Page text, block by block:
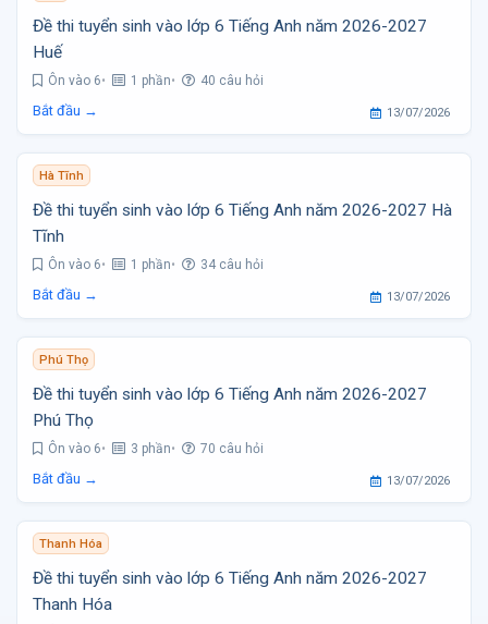
Đề thi tuyển sinh vào lớp 6 Tiếng Anh năm 2026-2027
Huế
Ôn vào 6 1 phần 40 câu hỏi
Bắt đầu → 13/07/2026
Hà Tĩnh
Đề thi tuyển sinh vào lớp 6 Tiếng Anh năm 2026-2027 Hà
Tĩnh
Ôn vào 6 1 phần 34 câu hỏi
Bắt đầu → 13/07/2026
Phú Thọ
Đề thi tuyển sinh vào lớp 6 Tiếng Anh năm 2026-2027
Phú Thọ
Ôn vào 6 3 phần 70 câu hỏi
Bắt đầu → 13/07/2026
Thanh Hóa
Đề thi tuyển sinh vào lớp 6 Tiếng Anh năm 2026-2027
Thanh Hóa